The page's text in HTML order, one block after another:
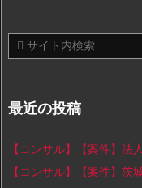
最近の投稿
【コンサル】【案件】法
【コンサル】【案件】茨